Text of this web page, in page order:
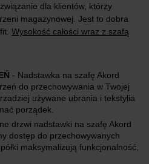
dla klientów, którzy
magazynowej. Jest to dobra
Wysokość całości wraz z szafą
- Nadstawka na szafę Akord
do przechowywania w Twojej
używane ubrania i tekstylia
porządek.
drzwi nadstawki na szafę Akord
dostęp do przechowywanych
maksymalizują funkcjonalność,